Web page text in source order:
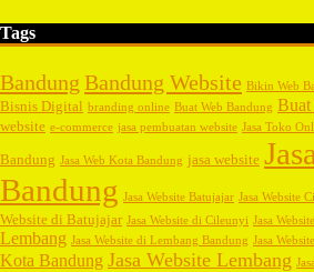
Tags
Bandung Bandung Website Bikin Web
Bisnis Digital branding online Buat Web Bandung Buat
website e-commerce jasa pembuatan website Jasa Toko
Bandung Jasa Web Kota Bandung jasa website
Bandung Jasa Website Batujajar Jasa Website
Website di Batujajar Jasa Website di Cileunyi Jasa
Lembang Jasa Website di Lembang Bandung Jasa
Kota Bandung Jasa Website Lembang